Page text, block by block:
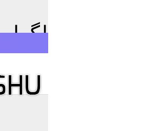
برای تلگرام